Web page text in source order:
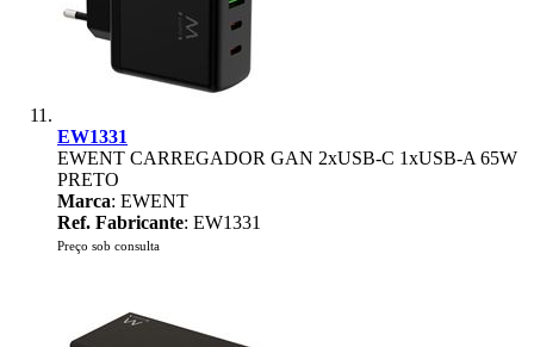
EW1331
EWENT CARREGADOR GAN 2xUSB-C 1xUSB-A 65W
PRETO
Marca: EWENT
Ref. Fabricante: EW1331
Preço sob consulta